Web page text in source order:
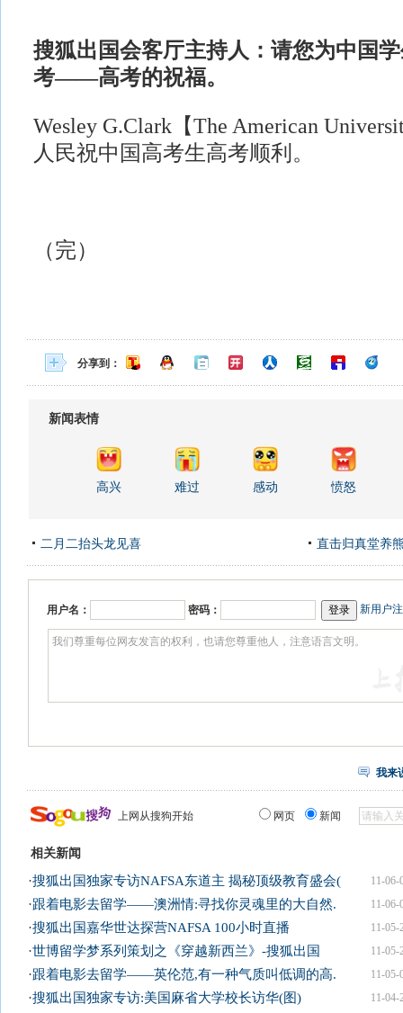
搜狐出国会客厅主持人：请您为中国
考——高考的祝福。
Wesley G.Clark【The American
人民祝中国高考生高考顺利。
（完）
分享到：
新闻表情
高兴 难过 感动 愤怒
二月二抬头龙见喜 直击归真堂养
用户名： 密码： 新用户
我来
上网从搜狗开始 网页 新闻
相关新闻
11-06-
·搜狐出国独家专访NAFSA东道主 揭秘顶级教育盛会(
11-06-
·跟着电影去留学——澳洲情:寻找你灵魂里的大自然.
11-05-
·搜狐出国嘉华世达探营NAFSA 100小时直播
11-05-
·世博留学梦系列策划之《穿越新西兰》-搜狐出国
11-05-
·跟着电影去留学——英伦范,有一种气质叫低调的高.
11-04-
·搜狐出国独家专访:美国麻省大学校长访华(图)